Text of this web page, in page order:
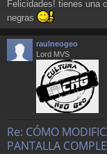
Felicidades! tienes una
negras
raulneogeo
Lord MVS
Re: CÓMO
PANTALLA